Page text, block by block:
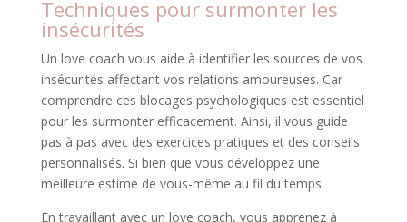
Techniques pour surmonter les
insécurités
Un love coach vous aide à identifier les sources de vos
insécurités affectant vos relations amoureuses. Car
comprendre ces blocages psychologiques est essentiel
pour les surmonter efficacement. Ainsi, il vous guide
pas à pas avec des exercices pratiques et des conseils
personnalisés. Si bien que vous développez une
meilleure estime de vous-même au fil du temps.
En travaillant avec un love coach, vous apprenez à